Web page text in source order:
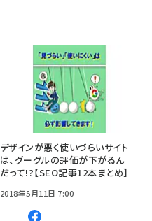
デザインが悪く使いづらいサイト
は、グーグルの評価が下がるん
だって!?【SEO記事12本まとめ】
2018年5月11日 7:00